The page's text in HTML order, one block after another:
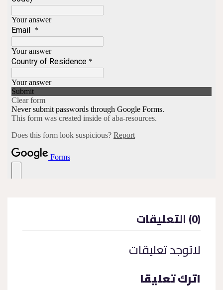
(0) التعليقات
لاتوجد تعليقات
اترك تعليقا